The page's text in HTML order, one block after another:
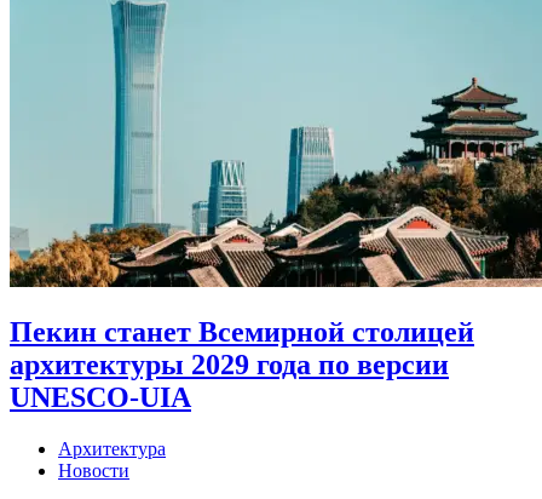
Пекин станет Всемирной столицей
архитектуры 2029 года по версии
UNESCO-UIA
Архитектура
Новости